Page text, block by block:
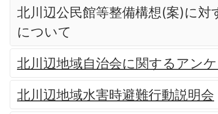
北川辺公民館等整備構想(案)に対
について
北川辺地域自治会に関するアン
北川辺地域水害時避難行動説明会